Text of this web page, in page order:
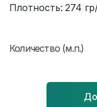
Плотность: 274
Количество (м.п.)